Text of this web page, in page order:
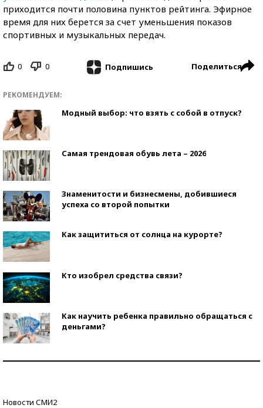
приходится почти половина пунктов рейтинга. Эфирное
время для них берется за счет уменьшения показов
спортивных и музыкальных передач.
0 0 Подпишись Поделиться
РЕКОМЕНДУЕМ:
Модный выбор: что взять с собой в отпуск?
Самая трендовая обувь лета – 2026
Знаменитости и бизнесмены, добившиеся
успеха со второй попытки
Как защититься от солнца на курорте?
Кто изобрел средства связи?
Как научить ребенка правильно обращаться с
деньгами?
Новости СМИ2